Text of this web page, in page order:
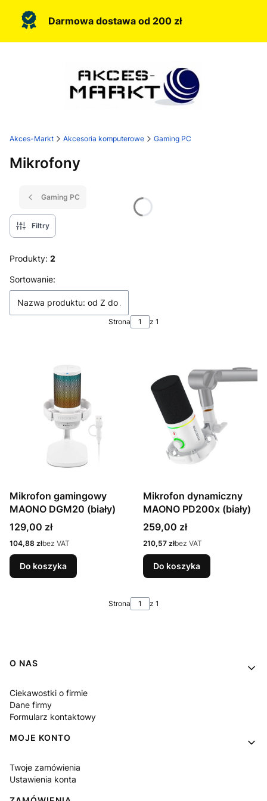
Darmowa dostawa od 200 zł
Akces-Markt Akcesoria komputerowe Gaming PC
Mikrofony
Gaming PC
Filtry
Produkty: 2
Lista produktów
Sortowanie:
Nazwa produktu: od Z do A
Strona z 1
Mikrofon gamingowy
MAONO DGM20 (biały)
Cena
129,00 zł
Cena
104,88 złbez VAT
Do koszyka
Mikrofon dynamiczny
MAONO PD200x (biały)
Cena
259,00 zł
Cena
210,57 złbez VAT
Do koszyka
Strona z 1
Linki w stopce
O NAS
Ciekawostki o firmie
Dane firmy
Formularz kontaktowy
MOJE KONTO
Twoje zamówienia
Ustawienia konta